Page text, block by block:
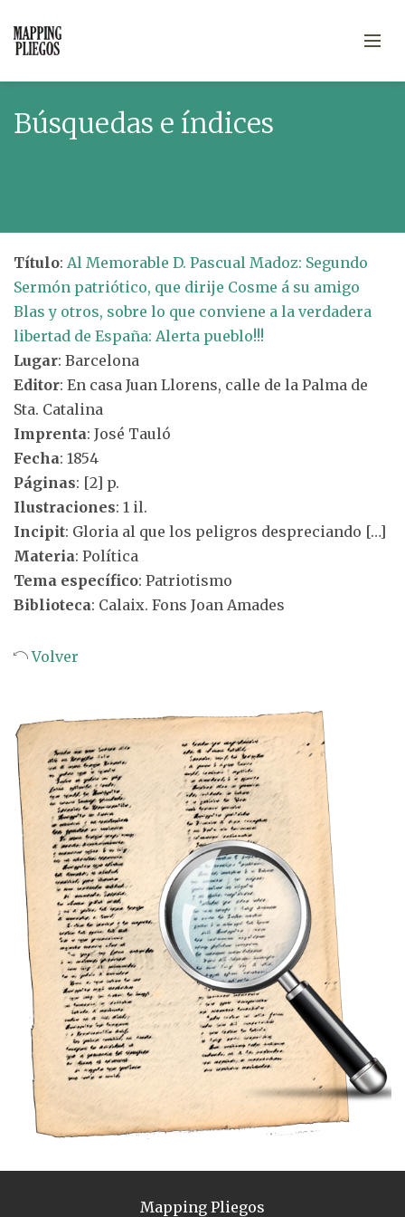
Búsquedas e índices
Título: Al Memorable D. Pascual Madoz: Segundo
Sermón patriótico, que dirije Cosme á su amigo
Blas y otros, sobre lo que conviene a la verdadera
libertad de España: Alerta pueblo!!!
Lugar: Barcelona
Editor: En casa Juan Llorens, calle de la Palma de
Sta. Catalina
Imprenta: José Tauló
Fecha: 1854
Páginas: [2] p.
Ilustraciones: 1 il.
Incipit: Gloria al que los peligros despreciando […]
Materia: Política
Tema específico: Patriotismo
Biblioteca: Calaix. Fons Joan Amades
Volver
Mapping Pliegos